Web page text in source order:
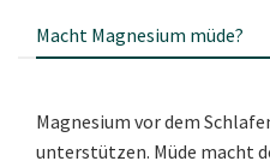
Macht Magnesium müde?
Magnesium vor dem
unterstützen. Müde macht